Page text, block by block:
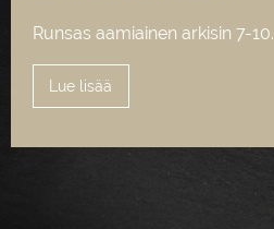
Runsas aamiainen arkisin 7-10.
Lue lisää